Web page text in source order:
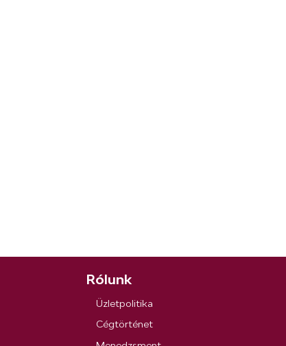
Rólunk
Üzletpolitika
Cégtörténet